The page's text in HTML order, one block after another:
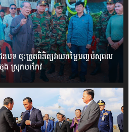
នបទ ចុះត្រួតពិនិត្យវាយតម្លៃបញ្ចប់សុពល
ស្រុកបរកែវ